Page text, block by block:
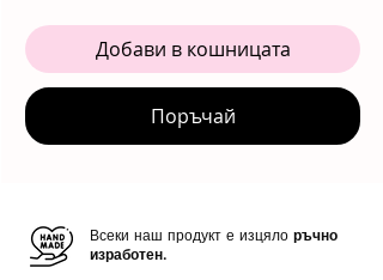
Добави в кошницата
Поръчай
Всеки наш продукт е изцяло ръчно
изработен.